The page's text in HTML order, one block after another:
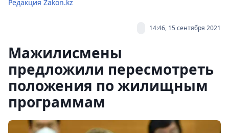
Редакция Zakon.kz
14:46, 15 сентября 2021
Мажилисмены
предложили пересмотреть
положения по жилищным
программам